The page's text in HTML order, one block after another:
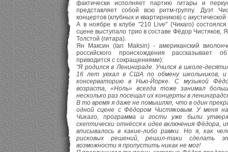
фактически исполняет партию гитары и
представляет собой всю ритм-группу. Дуэт
концертов (клубных и квартирников) с
А в ноябре в клубе "210 Live" (Чикаго)
сцене выступало трио в составе Фёдор Чистяков,
Толстой (гитара).
Ян Максин (Ian Maksin) - американский
российского происхождения рассказывает
приводится с сокращениями):
"Я родился в Ленинграде. Учился в школе-
16 лет уехал в США по обмену школьников,
консерваторию в Нью-Йорке. С музыкой
возраста, «Ноль» всегда тоже занимал
несколько раз посещал их концерты в
В то время я даже не помышлял, что в один
одной сцене с Фёдором Чистяковым. У меня
Чикаго, программа и гости уже были
скептически отнёсся к идее включения Фёдора,
вписывалось в какие-либо рамки. Но я, как
рисковых решений, решил-таки сделать
возможности я пропустить никак не мог!